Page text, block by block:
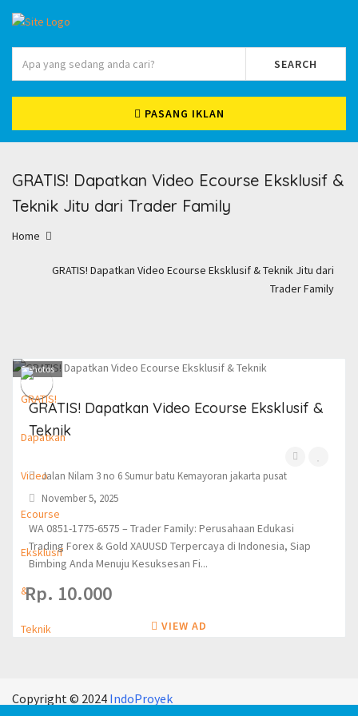
SEARCH
PASANG IKLAN
GRATIS! Dapatkan Video Ecourse Eksklusif &
Teknik Jitu dari Trader Family
Home
GRATIS! Dapatkan Video Ecourse Eksklusif & Teknik Jitu dari
Trader Family
0photos
GRATIS! Dapatkan Video Ecourse Eksklusif &
Teknik
Jalan Nilam 3 no 6 Sumur batu Kemayoran jakarta pusat
November 5, 2025
WA 0851-1775-6575 – Trader Family: Perusahaan Edukasi
Trading Forex & Gold XAUUSD Terpercaya di Indonesia, Siap
Bimbing Anda Menuju Kesuksesan Fi...
Rp. 10.000
VIEW AD
Copyright © 2024 IndoProyek